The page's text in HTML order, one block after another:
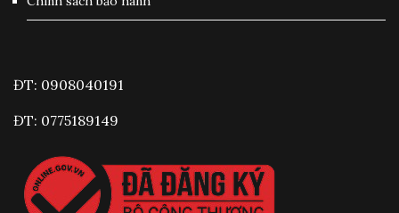
ĐT: 0908040191
ĐT: 0775189149